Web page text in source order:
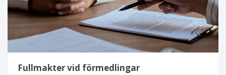
Fullmakter vid förmedlingar